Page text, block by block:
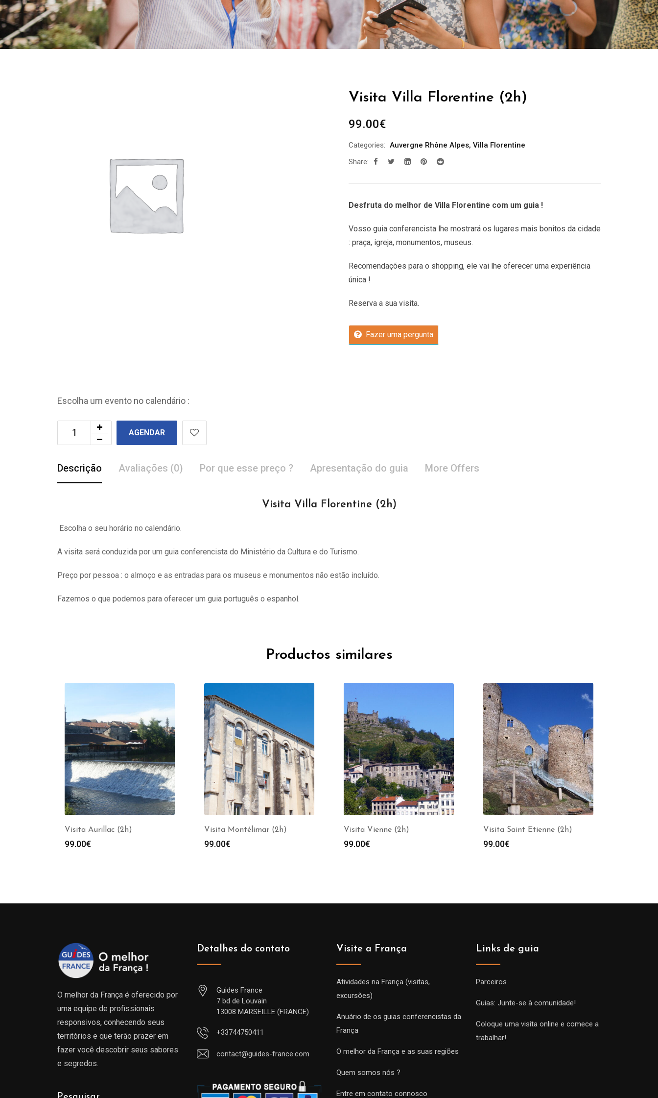
Visita Villa Florentine (2h)
99.00€
Categories: Auvergne Rhône Alpes, Villa Florentine
Share:
Desfruta do melhor de Villa Florentine com um guia !
Vosso guia conferencista lhe mostrará os lugares mais bonitos da cidade
: praça, igreja, monumentos, museus.
Recomendações para o shopping, ele vai lhe oferecer uma experiência
única !
Reserva a sua visita.
Fazer uma pergunta
Escolha um evento no calendário :
AGENDAR
Descrição Avaliações (0) Por que esse preço ? Apresentação do guia More Offers
Visita Villa Florentine (2h)
Escolha o seu horário no calendário.
A visita será conduzida por um guia conferencista do Ministério da Cultura e do Turismo.
Preço por pessoa : o almoço e as entradas para os museus e monumentos não estão incluído.
Fazemos o que podemos para oferecer um guia português o espanhol.
Productos similares
Visita Aurillac (2h)
99.00€
Visita Montélimar (2h)
99.00€
Visita Vienne (2h)
99.00€
Visita Saint Etienne (2h)
99.00€
O melhor da França é oferecido por
uma equipe de profissionais
responsivos, conhecendo seus
territórios e que terão prazer em
fazer você descobrir seus sabores
e segredos.
Detalhes do contato
Guides France
7 bd de Louvain
13008 MARSEILLE (FRANCE)
+33744750411
contact@guides-france.com
Visite a França
Atividades na França (visitas,
excursões)
Anuário de os guias conferencistas da
França
O melhor da França e as suas regiões
Quem somos nós ?
Entre em contato connosco
Links de guia
Parceiros
Guias: Junte-se à comunidade!
Coloque uma visita online e comece a
trabalhar!